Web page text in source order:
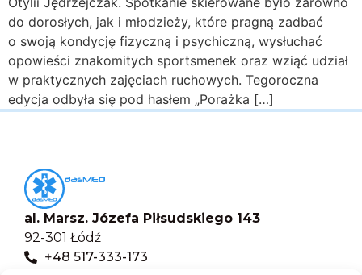
do dorosłych, jak i młodzieży, które pragną zadbać
o swoją kondycję fizyczną i psychiczną, wysłuchać
opowieści znakomitych sportsmenek oraz wziąć udział
w praktycznych zajęciach ruchowych. Tegoroczna
edycja odbyła się pod hasłem „Porażka […]
al. Marsz. Józefa Piłsudskiego 143
92-301 Łódź
+48 517-333-173